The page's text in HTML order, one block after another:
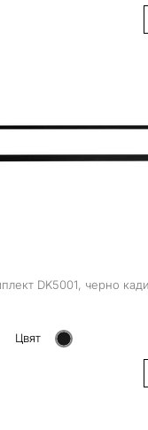
DK5001, черно
Цвят